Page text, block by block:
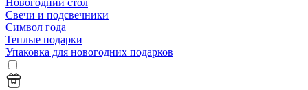
Свечи и подсвечники
Символ года
Теплые подарки
Упаковка для новогодних подарков